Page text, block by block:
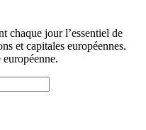
chaque jour l’essentiel de
et capitales européennes.